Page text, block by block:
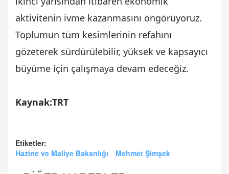
aktivitenin ivme kazanmasını öngörüyoruz.
Toplumun tüm kesimlerinin refahını
gözeterek sürdürülebilir, yüksek ve kapsayıcı
büyüme için çalışmaya devam edeceğiz.
Kaynak:TRT
Etiketler:
Hazine ve Maliye Bakanlığı
Mehmet Şimşek